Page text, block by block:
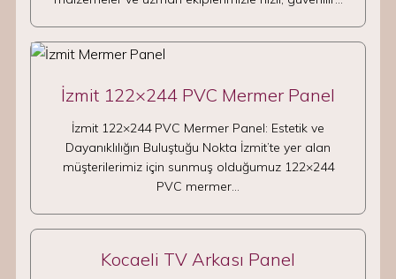
İzmit 122×244 PVC Mermer Panel
İzmit 122×244 PVC Mermer Panel: Estetik ve
Dayanıklılığın Buluştuğu Nokta İzmit’te yer alan
müşterilerimiz için sunmuş olduğumuz 122×244
PVC mermer…
Kocaeli TV Arkası Panel